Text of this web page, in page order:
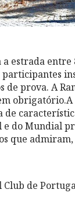
estrada entre
prova. A
e do Mundial
que
de